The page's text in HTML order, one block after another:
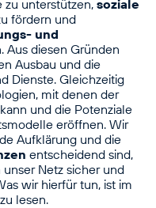
zu unterstützen, soziale
fördern und
und
Aus diesen Gründen
Ausbau und die
Dienste. Gleichzeitig
mit denen der
und die Potenziale
eröffnen. Wir
Aufklärung und die
entscheidend sind,
Netz sicher und
wir hierfür tun, ist im
zu lesen.